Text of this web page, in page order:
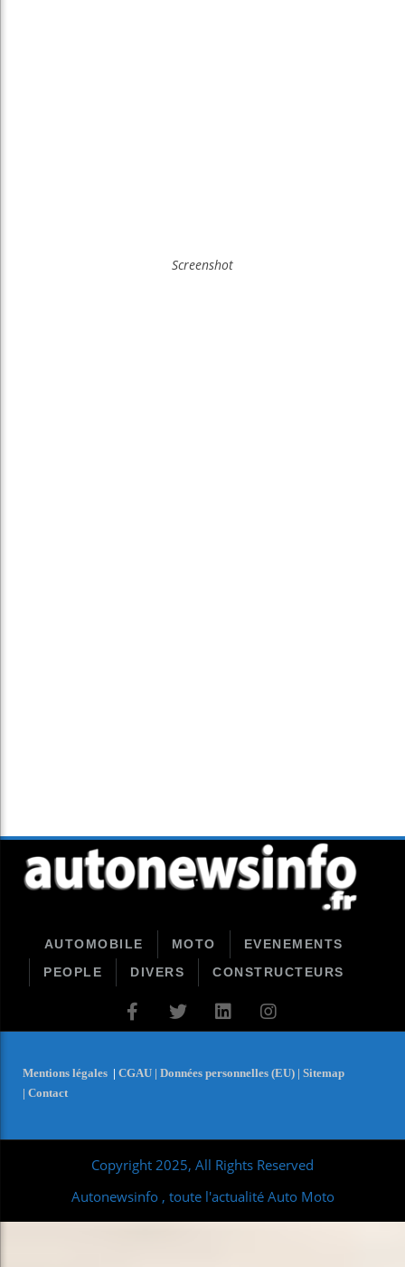
Screenshot
AUTOMOBILE MOTO
EVENEMENTS
PEOPLE
DIVERS CONSTRUCTEURS
Mentions légales | CGAU | Données personnelles (EU) | Sitemap
| Contact
Copyright 2025, All Rights Reserved
Autonewsinfo , toute l'actualité Auto Moto